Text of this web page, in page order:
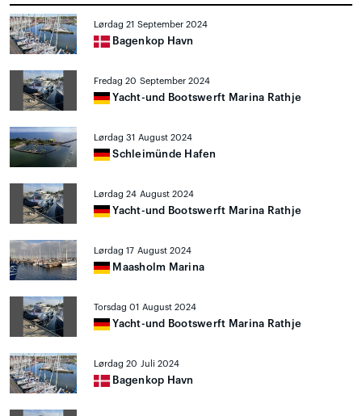
Lørdag 21 September 2024
Bagenkop Havn
Fredag 20 September 2024
Yacht-und Bootswerft Marina Rathje
Lørdag 31 August 2024
Schleimünde Hafen
Lørdag 24 August 2024
Yacht-und Bootswerft Marina Rathje
Lørdag 17 August 2024
Maasholm Marina
Torsdag 01 August 2024
Yacht-und Bootswerft Marina Rathje
Lørdag 20 Juli 2024
Bagenkop Havn